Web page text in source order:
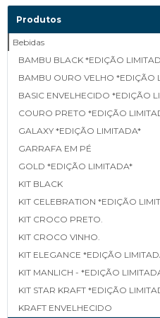
Produtos
Bebidas
BAMBU BLACK *EDIÇÃO
BAMBU OURO VELHO *EDIÇÃO
BASIC ENVELHECIDO *EDIÇÃO
COURO PRETO *EDIÇÃO
GALAXY *EDIÇÃO LIMITADA*
GARRAFA EM PÉ
GOLD *EDIÇÃO LIMITADA*
KIT BLACK
KIT CELEBRATION *EDIÇÃO
KIT CROCO PRETO.
KIT CROCO VINHO.
KIT ELEGANCE *EDIÇÃO
KIT MANLICH - *EDIÇÃO
KIT STAR KRAFT *EDIÇÃO
KRAFT ENVELHECIDO